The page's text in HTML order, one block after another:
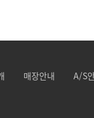
매장안내 A/S